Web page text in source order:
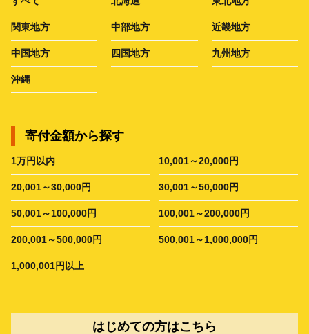
関東地方 中部地方 近畿地方
中国地方 四国地方 九州地方
沖縄
寄付金額から探す
1万円以内 10,001～20,000円
20,001～30,000円 30,001～50,000円
50,001～100,000円 100,001～200,000円
200,001～500,000円 500,001～1,000,000円
1,000,001円以上
はじめての方はこちら